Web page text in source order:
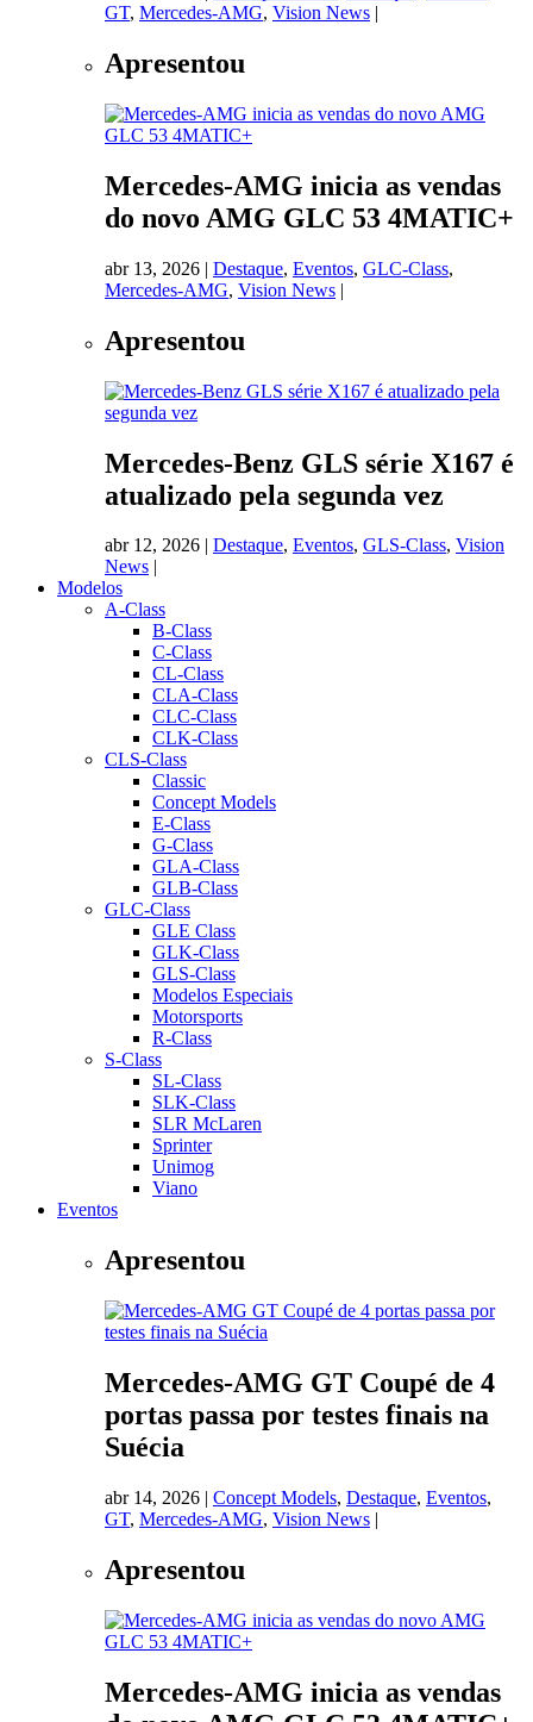
GT, Mercedes-AMG, Vision News |
Apresentou
Mercedes-AMG inicia as vendas
do novo AMG GLC 53 4MATIC+
abr 13, 2026 | Destaque, Eventos, GLC-Class,
Mercedes-AMG, Vision News |
Apresentou
Mercedes-Benz GLS série X167 é
atualizado pela segunda vez
abr 12, 2026 | Destaque, Eventos, GLS-Class, Vision
News |
Modelos
A-Class
B-Class
C-Class
CL-Class
CLA-Class
CLC-Class
CLK-Class
CLS-Class
Classic
Concept Models
E-Class
G-Class
GLA-Class
GLB-Class
GLC-Class
GLE Class
GLK-Class
GLS-Class
Modelos Especiais
Motorsports
R-Class
S-Class
SL-Class
SLK-Class
SLR McLaren
Sprinter
Unimog
Viano
Eventos
Apresentou
Mercedes-AMG GT Coupé de 4
portas passa por testes finais na
Suécia
abr 14, 2026 | Concept Models, Destaque, Eventos,
GT, Mercedes-AMG, Vision News |
Apresentou
Mercedes-AMG inicia as vendas